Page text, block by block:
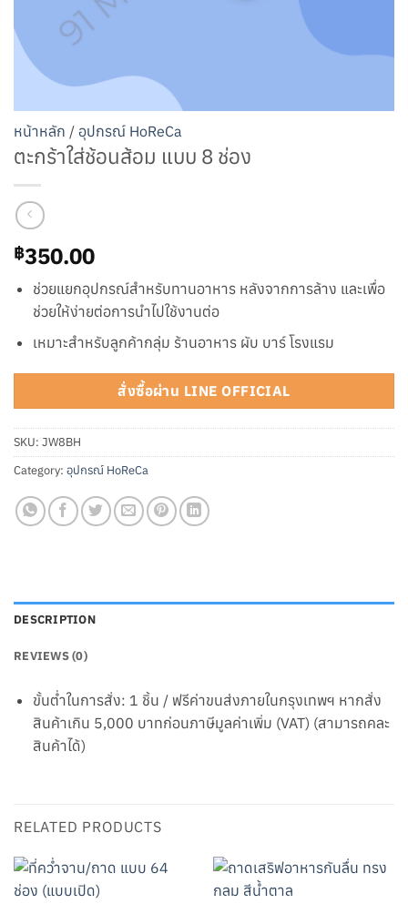
หน้าหลัก / อุปกรณ์ HoReCa
ตะกร้าใส่ช้อนส้อม แบบ 8 ช่อง
฿350.00
ช่วยแยกอุปกรณ์สำหรับทานอาหาร หลังจากการล้าง และเพื่อ
ช่วยให้ง่ายต่อการนำไปใช้งานต่อ
เหมาะสำหรับลูกค้ากลุ่ม ร้านอาหาร ผับ บาร์ โรงแรม
สั่งซื้อผ่าน LINE OFFICIAL
SKU: JW8BH
Category: อุปกรณ์ HoReCa
DESCRIPTION
REVIEWS (0)
ขั้นต่ำในการสั่ง: 1 ชิ้น / ฟรีค่าขนส่งภายในกรุงเทพฯ หากสั่ง
สินค้าเกิน 5,000 บาทก่อนภาษีมูลค่าเพิ่ม (VAT) (สามารถคละ
สินค้าได้)
RELATED PRODUCTS